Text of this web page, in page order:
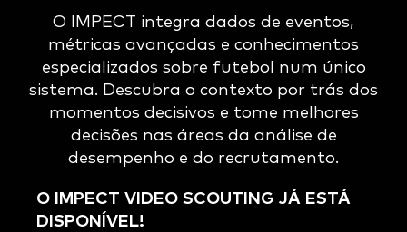
O IMPECT integra dados de eventos,
métricas avançadas e conhecimentos
especializados sobre futebol num único
sistema. Descubra o contexto por trás dos
momentos decisivos e tome melhores
decisões nas áreas da análise de
desempenho e do recrutamento.
O IMPECT VIDEO SCOUTING JÁ ESTÁ
DISPONÍVEL!